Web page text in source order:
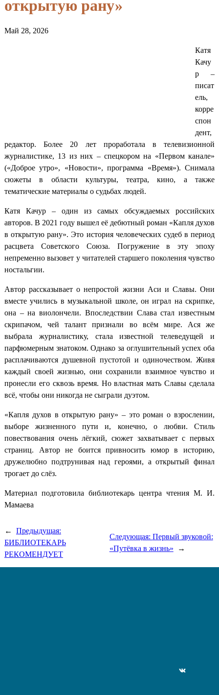
открытую рану»
Май 28, 2026
Катя
Качу
р –
писат
ель,
корре
спон
дент,
редактор. Более 20 лет проработала в телевизионной
журналистике, 13 из них – спецкором на «Первом канале»
(«Доброе утро», «Новости», программа «Время»). Снимала
сюжеты в области культуры, театра, кино, а также
тематические материалы о судьбах людей.
Катя Качур – один из самых обсуждаемых российских
авторов. В 2021 году вышел её дебютный роман «Капля духов
в открытую рану». Это история человеческих судеб в период
расцвета Советского Союза. Погружение в эту эпоху
непременно вызовет у читателей старшего поколения чувство
ностальгии.
Автор рассказывает о непростой жизни Аси и Славы. Они
вместе учились в музыкальной школе, он играл на скрипке,
она – на виолончели. Впоследствии Слава стал известным
скрипачом, чей талант признали во всём мире. Ася же
выбрала журналистику, стала известной телеведущей и
парфюмерным знатоком. Однако за оглушительный успех оба
расплачиваются душевной пустотой и одиночеством. Живя
каждый своей жизнью, они сохранили взаимное чувство и
пронесли его сквозь время. Но властная мать Славы сделала
всё, чтобы они никогда не сыграли дуэтом.
«Капля духов в открытую рану» – это роман о взрослении,
выборе жизненного пути и, конечно, о любви. Стиль
повествования очень лёгкий, сюжет захватывает с первых
страниц. Автор не боится привносить юмор в историю,
дружелюбно подтрунивая над героями, а открытый финал
трогает до слёз.
Материал подготовила библиотекарь центра чтения М. И.
Мамаева
←
Предыдущая:
БИБЛИОТЕКАРЬ
РЕКОМЕНДУЕТ
Следующая: Первый звуковой:
«Путёвка в жизнь»
→
ВКонтакте